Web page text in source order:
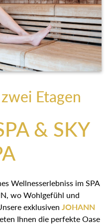
Etagen
& SKY
Wellnesserlebniss im SPA
wo Wohlgefühl und
exklusiven JOHANN
Ihnen die perfekte Oase